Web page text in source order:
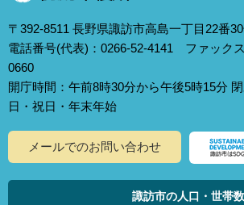
〒392-8511 長野県諏訪市高島一丁目22番
電話番号(代表)：0266-52-4141 ファック
0660
開庁時間：午前8時30分から午後5時15分
日・祝日・年末年始
メールでのお問い合わせ
諏訪市の人口・世帯数